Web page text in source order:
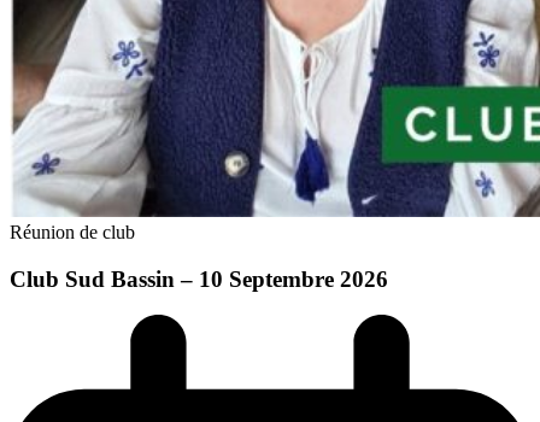
Réunion de club
Club Sud Bassin – 10 Septembre 2026